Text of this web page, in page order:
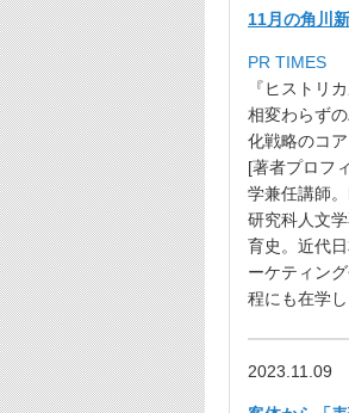
11月の角川
PR TIMES
『ヒストリ
相変わらず
化戦略のコ
[著者プロフ
学兼任講師
研究科人文
育史。近代
ーケティン
程にも在学
2023.11.09